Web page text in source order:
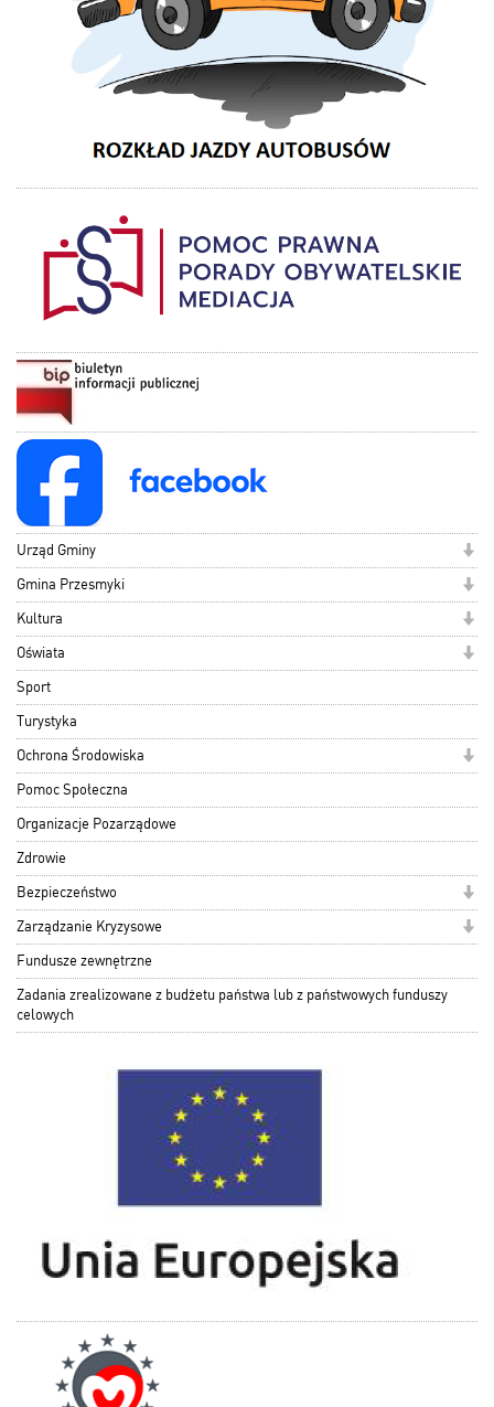
Urząd Gminy
Gmina Przesmyki
Kultura
Oświata
Sport
Turystyka
Ochrona Środowiska
Pomoc Społeczna
Organizacje Pozarządowe
Zdrowie
Bezpieczeństwo
Zarządzanie Kryzysowe
Fundusze zewnętrzne
Zadania zrealizowane z budżetu państwa lub z państwowych funduszy
celowych